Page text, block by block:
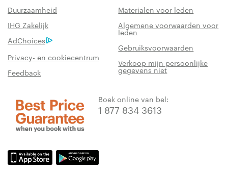
Duurzaamheid
Materialen voor leden
IHG Zakelijk
Algemene voorwaarden voor
leden
AdChoices
Gebruiksvoorwaarden
Privacy- en cookiecentrum
Verkoop mijn persoonlijke
gegevens niet
Feedback
Boek online van bel:
1 877 834 3613